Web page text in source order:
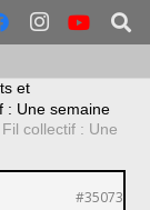
et
: Une semaine
collectif : Une
#35073